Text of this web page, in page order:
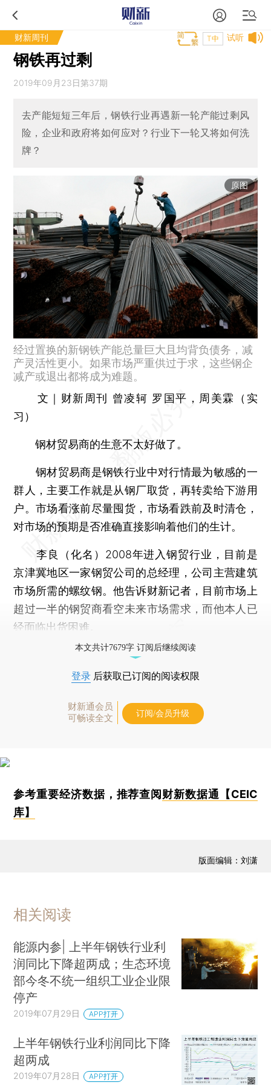
财新周刊 试听
T中
钢铁再过剩
2019年09月23日第37期
去产能短短三年后，钢铁行业再遇新一轮产能过剩风
险，企业和政府将如何应对？行业下一轮又将如何洗
牌？
原图
经过置换的新钢铁产能总量巨大且均背负债务，减
产灵活性更小。如果市场严重供过于求，这些钢企
减产或退出都将成为难题。
文｜财新周刊 曾凌轲 罗国平，周美霖（实
习）
钢材贸易商的生意不太好做了。
钢材贸易商是钢铁行业中对行情最为敏感的一
群人，主要工作就是从钢厂取货，再转卖给下游用
户。市场看涨前尽量囤货，市场看跌前及时清仓，
对市场的预期是否准确直接影响着他们的生计。
李良（化名）2008年进入钢贸行业，目前是
京津冀地区一家钢贸公司的总经理，公司主营建筑
市场所需的螺纹钢。他告诉财新记者，目前市场上
超过一半的钢贸商看空未来市场需求，而他本人已
经面临出货困难。
本文共计7679字 订阅后继续阅读
登录 后获取已订阅的阅读权限
财新通会员
可畅读全文
订阅/会员升级
参考重要经济数据，推荐查阅财新数据通【CEIC
库】
版面编辑：刘潇
相关阅读
能源内参| 上半年钢铁行业利
润同比下降超两成；生态环境
部今冬不统一组织工业企业限
停产
2019年07月29日 APP打开
上半年钢铁行业利润同比下降
超两成
2019年07月28日 APP打开